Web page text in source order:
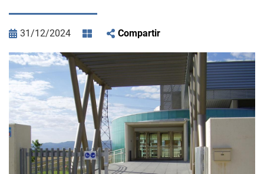
31/12/2024 Compartir